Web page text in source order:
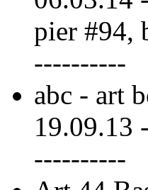
pier #94,
----------
abc - art
19.09.13 -
----------